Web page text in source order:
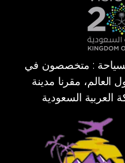
: متخصصون في
العالم، مقرنا مدينة
العربية السعودية